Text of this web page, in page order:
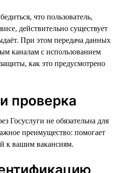
что пользователь,
действительно существует
При этом передача данных
каналам с использованием
как это предусмотрено
проверка
Госуслуги не обязательна для
преимущество: помогает
к вашим вакансиям.